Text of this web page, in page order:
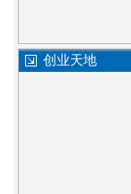
创业天地